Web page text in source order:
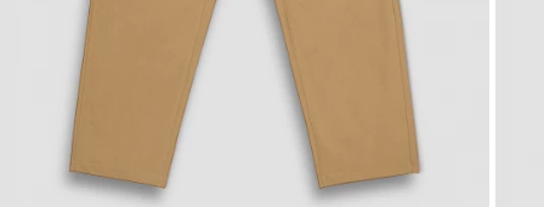
Inspírate
DE IT